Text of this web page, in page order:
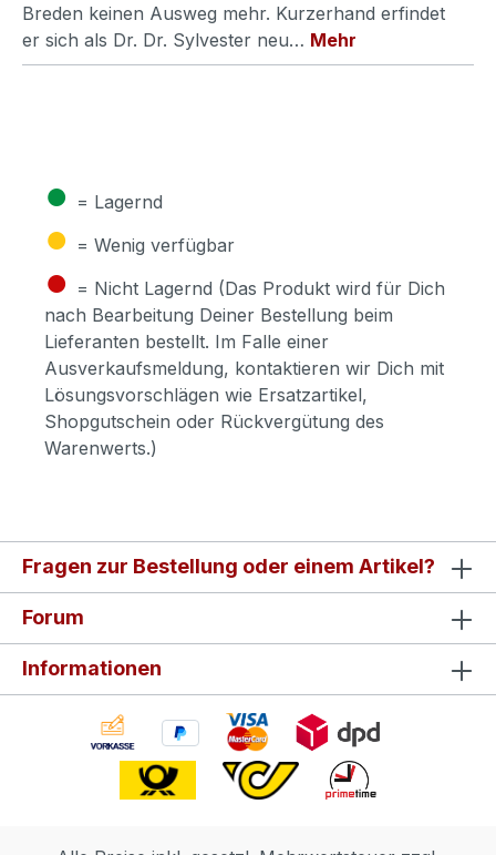
Breden keinen Ausweg mehr. Kurzerhand erfindet
er sich als Dr. Dr. Sylvester neu… Mehr
● = Lagernd
● = Wenig verfügbar
● = Nicht Lagernd (Das Produkt wird für Dich
nach Bearbeitung Deiner Bestellung beim
Lieferanten bestellt. Im Falle einer
Ausverkaufsmeldung, kontaktieren wir Dich mit
Lösungsvorschlägen wie Ersatzartikel,
Shopgutschein oder Rückvergütung des
Warenwerts.)
Fragen zur Bestellung oder einem Artikel?
Forum
Informationen